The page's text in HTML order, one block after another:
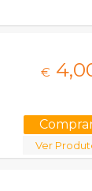
€ 4,
Ver